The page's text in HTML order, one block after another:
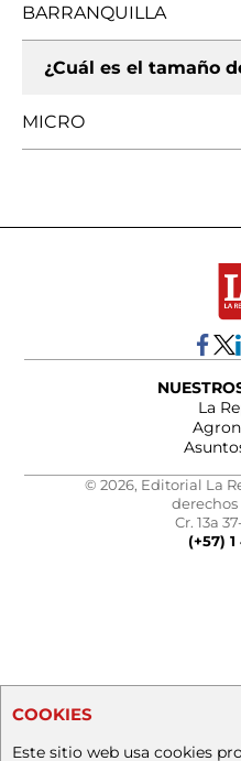
BARRANQUILLA
¿Cuál es el tamaño
MICRO
La
© 2026, Editorial La
derechos
Cr. 13a
(+57)
COOKIES
Este sitio web usa cookies